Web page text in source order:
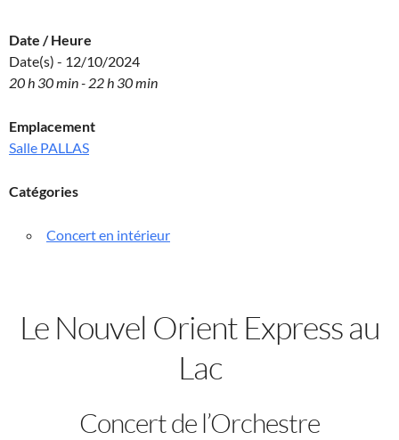
Date / Heure
Date(s) - 12/10/2024
20 h 30 min - 22 h 30 min
Emplacement
Salle PALLAS
Catégories
Concert en intérieur
Le Nouvel Orient Express au
Lac
Concert de l’Orchestre